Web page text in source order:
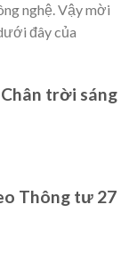
nghệ. Vậy mời
đây của
trời sáng
Thông tư 27